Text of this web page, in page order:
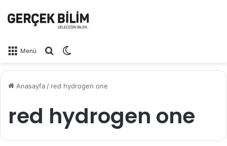
Menü Arama yap ...
Anasayfa / red hydrogen one
red hydrogen one